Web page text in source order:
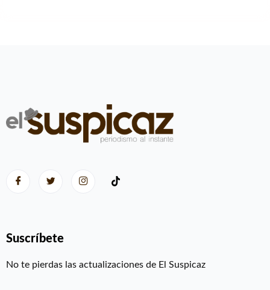
Suscríbete
No te pierdas las actualizaciones de El Suspicaz